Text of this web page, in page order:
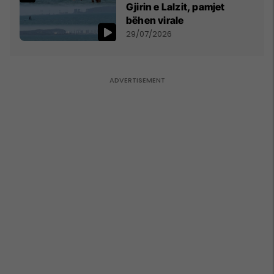
Gjirin e Lalzit, pamjet
bëhen virale
29/07/2026